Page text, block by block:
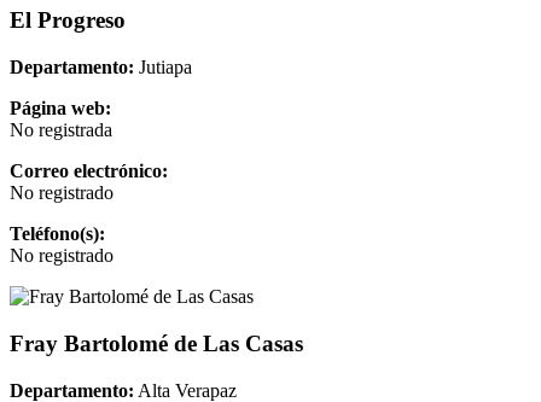
El Progreso
Departamento: Jutiapa
Página web:
No registrada
Correo electrónico:
No registrado
Teléfono(s):
No registrado
Fray Bartolomé de Las Casas
Departamento: Alta Verapaz